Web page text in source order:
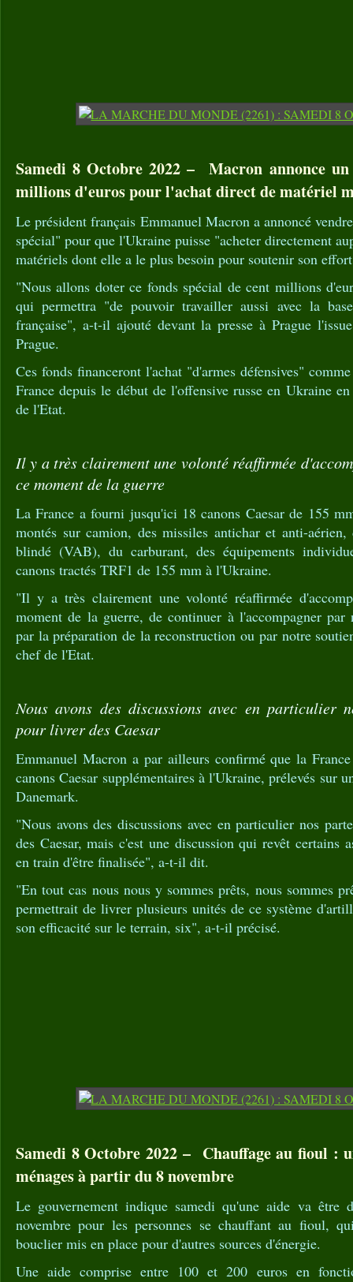
Samedi 8 Octobre 2022 – Macron annonce un
millions d'euros pour l'achat direct de matériel
Le président français Emmanuel Macron a annoncé
spécial" pour que l'Ukraine puisse "acheter directement
matériels dont elle a le plus besoin pour soutenir son
"Nous allons doter ce fonds spécial de cent millions
qui permettra "de pouvoir travailler aussi avec la
française", a-t-il ajouté devant la presse à Prague
Prague.
Ces fonds financeront l'achat "d'armes défensives"
France depuis le début de l'offensive russe en Ukraine
de l'Etat.
Il y a très clairement une volonté réaffirmée
ce moment de la guerre
La France a fourni jusqu'ici 18 canons Caesar de 155
montés sur camion, des missiles antichar et anti-
blindé (VAB), du carburant, des équipements
canons tractés TRF1 de 155 mm à l'Ukraine.
"Il y a très clairement une volonté réaffirmée
moment de la guerre, de continuer à l'accompagner par
par la préparation de la reconstruction ou par notre
chef de l'Etat.
Nous avons des discussions avec en particulier
pour livrer des Caesar
Emmanuel Macron a par ailleurs confirmé que la
canons Caesar supplémentaires à l'Ukraine, prélevés sur
Danemark.
"Nous avons des discussions avec en particulier nos
des Caesar, mais c'est une discussion qui revêt certains
en train d'être finalisée", a-t-il dit.
"En tout cas nous nous y sommes prêts, nous sommes
permettrait de livrer plusieurs unités de ce système
son efficacité sur le terrain, six", a-t-il précisé.
Samedi 8 Octobre 2022 – Chauffage au fioul :
ménages à partir du 8 novembre
Le gouvernement indique samedi qu'une aide va être
novembre pour les personnes se chauffant au fioul,
bouclier mis en place pour d'autres sources d'énergie.
Une aide comprise entre 100 et 200 euros en